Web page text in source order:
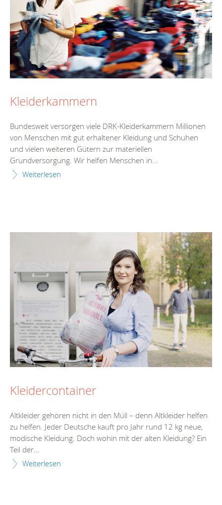
Kleiderkammern
Bundesweit versorgen viele DRK-Kleiderkammern Millionen
von Menschen mit gut erhaltener Kleidung und Schuhen
und vielen weiteren Gütern zur materiellen
Grundversorgung. Wir helfen Menschen in...
Weiterlesen
Kleidercontainer
Altkleider gehören nicht in den Müll – denn Altkleider helfen
zu helfen. Jeder Deutsche kauft pro Jahr rund 12 kg neue,
modische Kleidung. Doch wohin mit der alten Kleidung? Ein
Teil der...
Weiterlesen